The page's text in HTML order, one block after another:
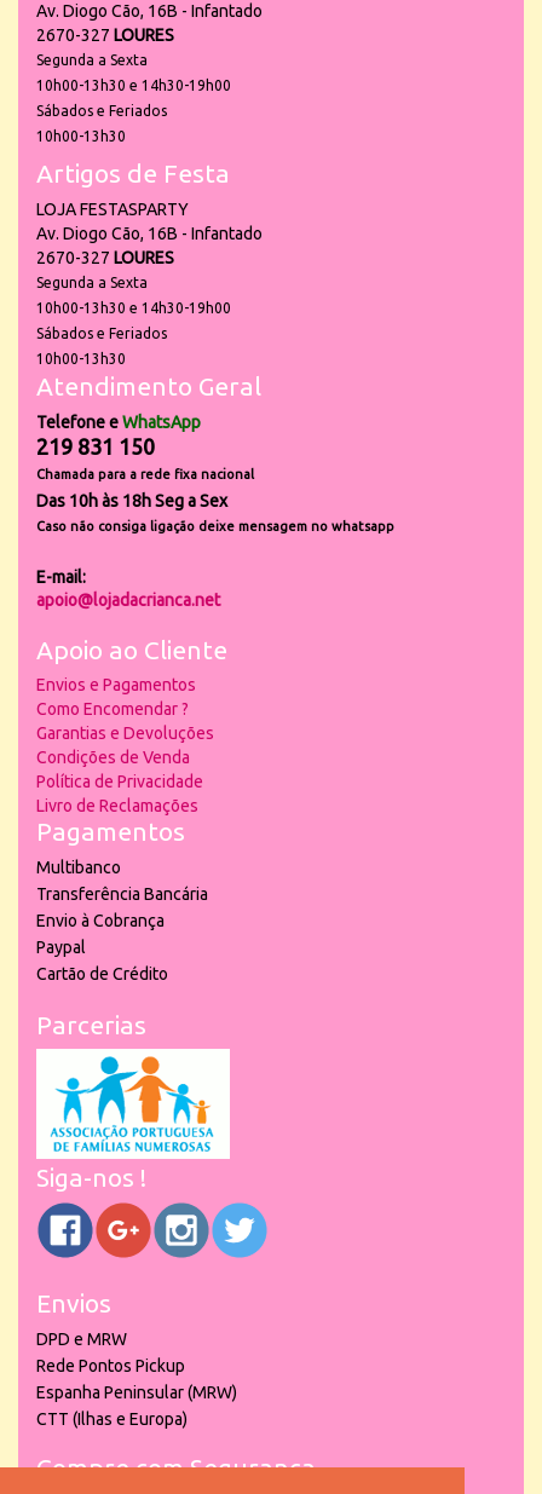
Av. Diogo Cão, 16B - Infantado
2670-327 LOURES
Segunda a Sexta
10h00-13h30 e 14h30-19h00
Sábados e Feriados
10h00-13h30
Artigos de Festa
LOJA FESTASPARTY
Av. Diogo Cão, 16B - Infantado
2670-327 LOURES
Segunda a Sexta
10h00-13h30 e 14h30-19h00
Sábados e Feriados
10h00-13h30
Atendimento Geral
Telefone eWhatsApp
219 831 150
Chamada para a rede fixa nacional
Das 10h às 18h Seg a Sex
Caso não consiga ligação deixe mensagem no whatsapp
E-mail:
apoio@lojadacrianca.net
Apoio ao Cliente
Envios e Pagamentos
Como Encomendar ?
Garantias e Devoluções
Condições de Venda
Política de Privacidade
Livro de Reclamações
Pagamentos
Multibanco
Transferência Bancária
Envio à Cobrança
Paypal
Cartão de Crédito
Parcerias
Siga-nos !
Envios
DPD e MRW
Rede Pontos Pickup
Espanha Peninsular (MRW)
CTT (Ilhas e Europa)
Compre com Segurança